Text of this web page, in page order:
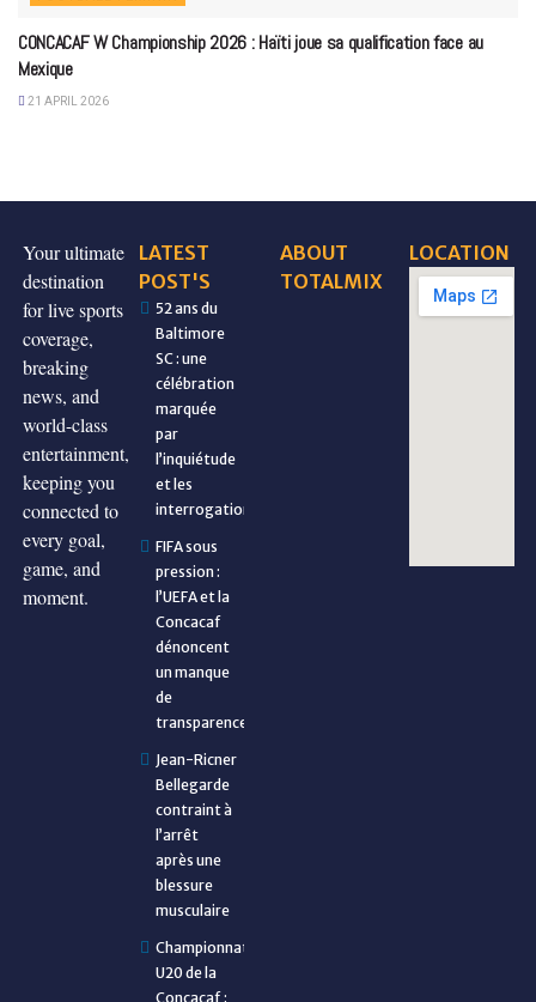
CONCACAF W Championship 2026 : Haïti joue sa qualification face au
Mexique
21 APRIL 2026
Your ultimate
destination
for live sports
coverage,
breaking
news, and
world-class
entertainment,
keeping you
connected to
every goal,
game, and
moment.
LATEST
POST'S
52 ans du
Baltimore
SC : une
célébration
marquée
par
l’inquiétude
et les
interrogations
FIFA sous
pression :
l’UEFA et la
Concacaf
dénoncent
un manque
de
transparence
Jean-Ricner
Bellegarde
contraint à
l’arrêt
après une
blessure
musculaire
Championnat
U20 de la
Concacaf :
ABOUT
TOTALMIX
LOCATION